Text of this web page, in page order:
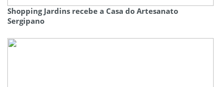
Shopping Jardins recebe a Casa do Artesanato
Sergipano